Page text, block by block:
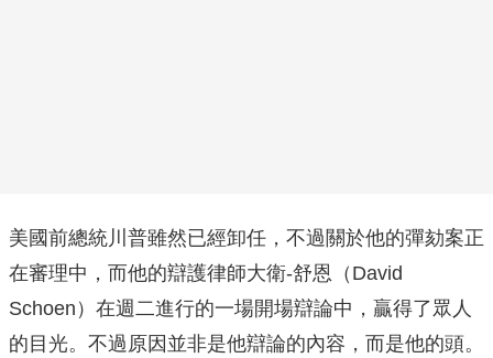
美國前總統川普雖然已經卸任，不過關於他的彈劾案正
在審理中，而他的辯護律師大衛-舒恩（David
Schoen）在週二進行的一場開場辯論中，贏得了眾人
的目光。不過原因並非是他辯論的內容，而是他的頭。